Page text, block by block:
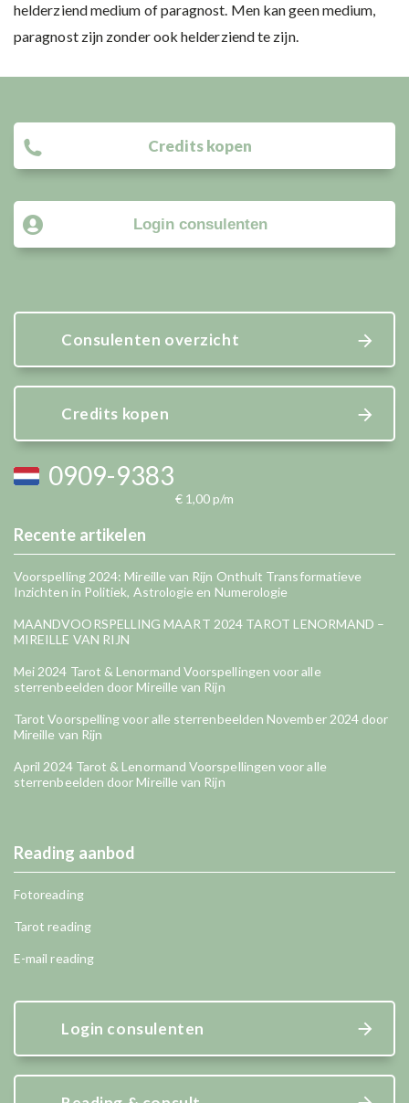
helderziend medium of paragnost. Men kan geen medium,
paragnost zijn zonder ook helderziend te zijn.
Credits kopen
Login consulenten
Consulenten overzicht
Credits kopen
0909-9383
€ 1,00 p/m
Recente artikelen
Voorspelling 2024: Mireille van Rijn Onthult Transformatieve
Inzichten in Politiek, Astrologie en Numerologie
MAANDVOORSPELLING MAART 2024 TAROT LENORMAND –
MIREILLE VAN RIJN
Mei 2024 Tarot & Lenormand Voorspellingen voor alle
sterrenbeelden door Mireille van Rijn
Tarot Voorspelling voor alle sterrenbeelden November 2024 door
Mireille van Rijn
April 2024 Tarot & Lenormand Voorspellingen voor alle
sterrenbeelden door Mireille van Rijn
Reading aanbod
Fotoreading
Tarot reading
E-mail reading
Login consulenten